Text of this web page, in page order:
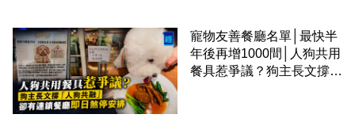
寵物友善餐廳名單│最快半
年後再增1000間│人狗共用
餐具惹爭議？狗主長文撐